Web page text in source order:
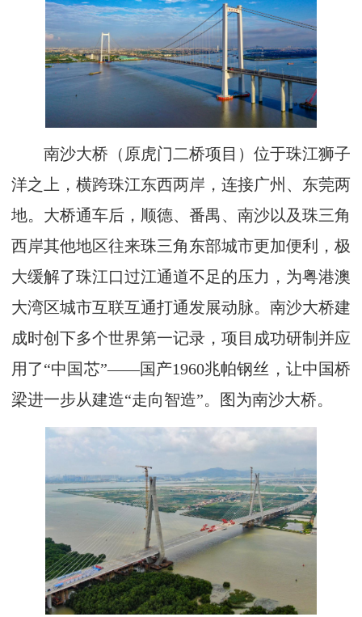
南沙大桥（原虎门二桥项目）位于珠江狮子
洋之上，横跨珠江东西两岸，连接广州、东莞两
地。大桥通车后，顺德、番禺、南沙以及珠三角
西岸其他地区往来珠三角东部城市更加便利，极
大缓解了珠江口过江通道不足的压力，为粤港澳
大湾区城市互联互通打通发展动脉。南沙大桥建
成时创下多个世界第一记录，项目成功研制并应
用了“中国芯”——国产1960兆帕钢丝，让中国桥
梁进一步从建造“走向智造”。图为南沙大桥。